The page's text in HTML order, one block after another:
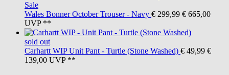
Sale
Wales Bonner October Trouser - Navy € 299,99 € 665,00
UVP **
sold out
Carhartt WIP Unit Pant - Turtle (Stone Washed) € 49,99 €
139,00 UVP **